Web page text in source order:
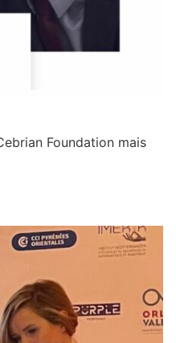
Foundation mais